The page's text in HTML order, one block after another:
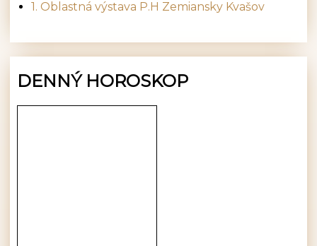
1. Oblastná výstava P.H Zemiansky Kvašov
DENNÝ HOROSKOP